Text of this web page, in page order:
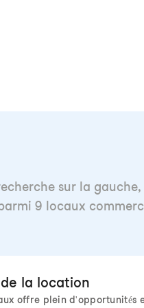
sur la
9 locaux
la location
offre plein d'opportunités